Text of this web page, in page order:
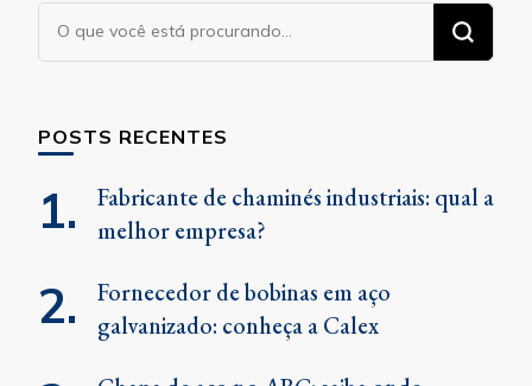
Procurando
algo?
POSTS RECENTES
Fabricante de chaminés industriais: qual a
melhor empresa?
Fornecedor de bobinas em aço
galvanizado: conheça a Calex